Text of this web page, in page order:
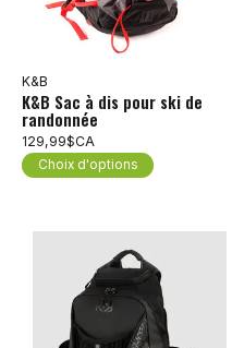
K&B
K&B Sac à dis pour ski de
randonnée
129,99$CA
Choix d'options